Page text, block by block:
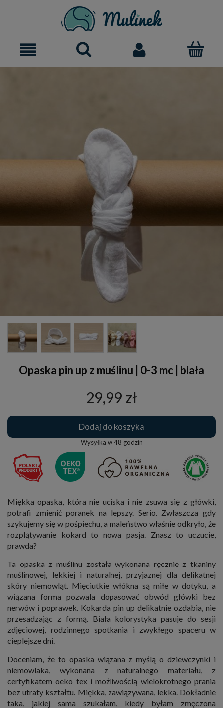
Opaska pin up z muślinu | 0-3 mc | biała
29,99 zł
Miękka opaska, która nie uciska i nie zsuwa się z główki,
potrafi zmienić poranek na lepszy. Serio. Zwłaszcza gdy
szykujemy się w pośpiechu, a maleństwo właśnie odkryło, że
rozplątywanie kokard to nowa pasja. Znasz to uczucie,
prawda?
Ta opaska z muślinu została wykonana ręcznie z tkaniny
muślinowej, lekkiej i naturalnej, przyjaznej dla delikatnej
skóry niemowląt. Mięciutkie włókna są miłe w dotyku, a
wiązana forma pozwala dopasować obwód główki bez
nerwów i poprawek. Kokarda pin up delikatnie ozdabia, nie
przesadzając z formą. Biała kolorystyka pasuje do sesji
zdjęciowej, rodzinnego spotkania i zwykłego spaceru w
cieplejsze dni.
Doceniam, że to opaska wiązana z myślą o dziewczynki i
niemowlaka, wykonana z naturalnego materiału, z
certyfikatem oeko tex i możliwością wielokrotnego prania
bez utraty kształtu. Miękka, zawiązywana, lekka. Dokładnie
taka, jakiej sama szukałam, kiedy byłam zmęczona
Dodaj do koszyka
Wysyłka w 48 godzin